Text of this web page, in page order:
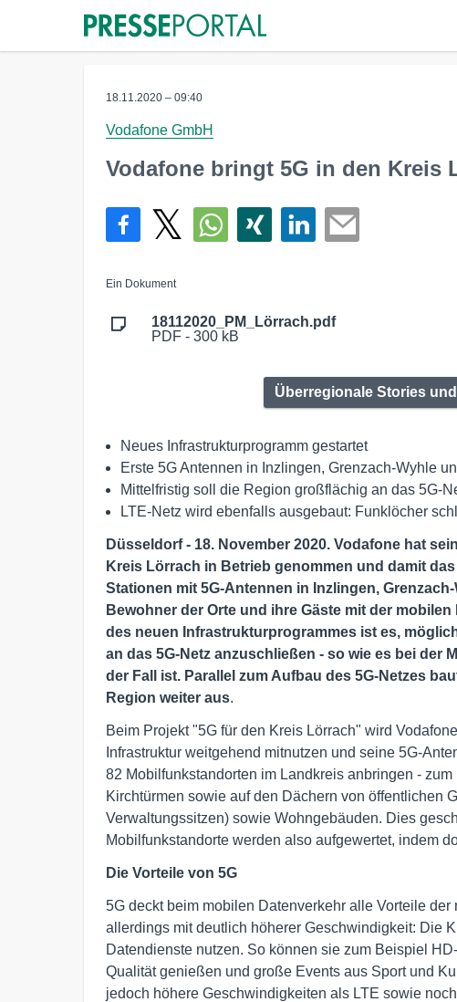
18.11.2020 – 09:40
Vodafone GmbH
Vodafone bringt 5G in den Kreis
Ein Dokument
18112020_PM_Lörrach.pdf
PDF - 300 kB
Überregionale Stories
Neues Infrastrukturprogramm gestartet
Erste 5G Antennen in Inzlingen, Grenzach-Wyhle
Mittelfristig soll die Region großflächig an das 5G-
LTE-Netz wird ebenfalls ausgebaut: Funklöcher
Düsseldorf - 18. November 2020. Vodafone hat
Kreis Lörrach in Betrieb genommen und damit
Stationen mit 5G-Antennen in Inzlingen,
Bewohner der Orte und ihre Gäste mit der
des neuen Infrastrukturprogrammes ist es,
an das 5G-Netz anzuschließen - so wie es bei der
der Fall ist. Parallel zum Aufbau des 5G-Netzes
Region weiter aus.
Beim Projekt "5G für den Kreis Lörrach" wird
Infrastruktur weitgehend mitnutzen und seine 5G-
82 Mobilfunkstandorten im Landkreis anbringen -
Kirchtürmen sowie auf den Dächern von öffentlichen
Verwaltungssitzen) sowie Wohngebäuden. Dies
Mobilfunkstandorte werden also aufgewertet, indem
Die Vorteile von 5G
5G deckt beim mobilen Datenverkehr alle Vorteile
allerdings mit deutlich höherer Geschwindigkeit: Die
Datendienste nutzen. So können sie zum Beispiel
Qualität genießen und große Events aus Sport und
jedoch höhere Geschwindigkeiten als LTE sowie